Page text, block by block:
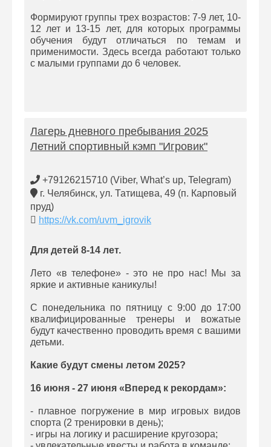
Формируют группы трех возрастов: 7-9 лет, 10-
12 лет и 13-15 лет, для которых программы
обучения будут отличаться по темам и
применимости. Здесь всегда работают только
с малыми группами до 6 человек.
Лагерь дневного пребывания 2025
Летний спортивный кэмп "Игровик"
+79126215710 (Viber, What’s up, Telegram)
г. Челябинск, ул. Татищева, 49 (п. Карповый
пруд)
https://vk.com/uvm_igrovik
Для детей 8-14 лет.
Лето «в телефоне» - это не про нас! Мы за
яркие и активные каникулы!
С понедельника по пятницу с 9:00 до 17:00
квалифицированные тренеры и вожатые
будут качественно проводить время с вашими
детьми.
Какие будут смены летом 2025?
16 июня - 27 июня «Вперед к рекордам»:
- плавное погружение в мир игровых видов
спорта (2 тренировки в день);
- игры на логику и расширение кругозора;